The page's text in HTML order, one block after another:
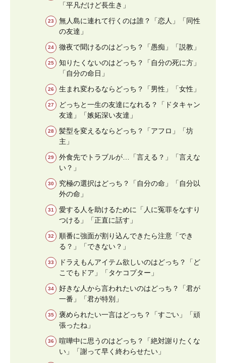
「平凡だけど長生き」
無人島に連れて行くのは誰？「恋人」「同性
の友達」
徹夜で聞けるのはどっち？「愚痴」「説教」
知りたくないのはどっち？「自分の死に方」
「自分の命日」
生まれ変わるならどっち？「男性」「女性」
どっちと一生の友達になれる？「ドタキャン
友達」「嫉妬深い友達」
髪型を変えるならどっち？「アフロ」「坊
主」
外食先でトラブルが…「言える？」「言えな
い？」
究極の選択はどっち？「自分の命」「自分以
外の命」
愛する人を助けるために「人に冤罪をなすり
つける」「正直に話す」
順番に強面が割り込んできたら注意「でき
る？」「できない？」
ドラえもんアイテム欲しいのはどっち？「ど
こでもドア」「タケコプター」
好きな人から言われたいのはどっち？「君が
一番」「君が特別」
褒められたい一言はどっち？「すごい」「頑
張ったね」
喧嘩中に思うのはどっち？「絶対謝りたくな
い」「謝って早く終わらせたい」